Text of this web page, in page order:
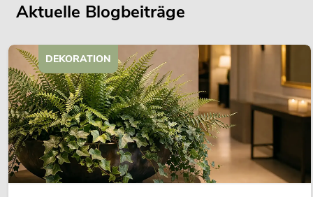
Aktuelle Blogbeiträge
DEKORATION